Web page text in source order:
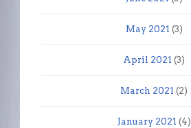
May 2021 (3)
April 2021 (3)
March 2021 (2)
January 2021 (4)